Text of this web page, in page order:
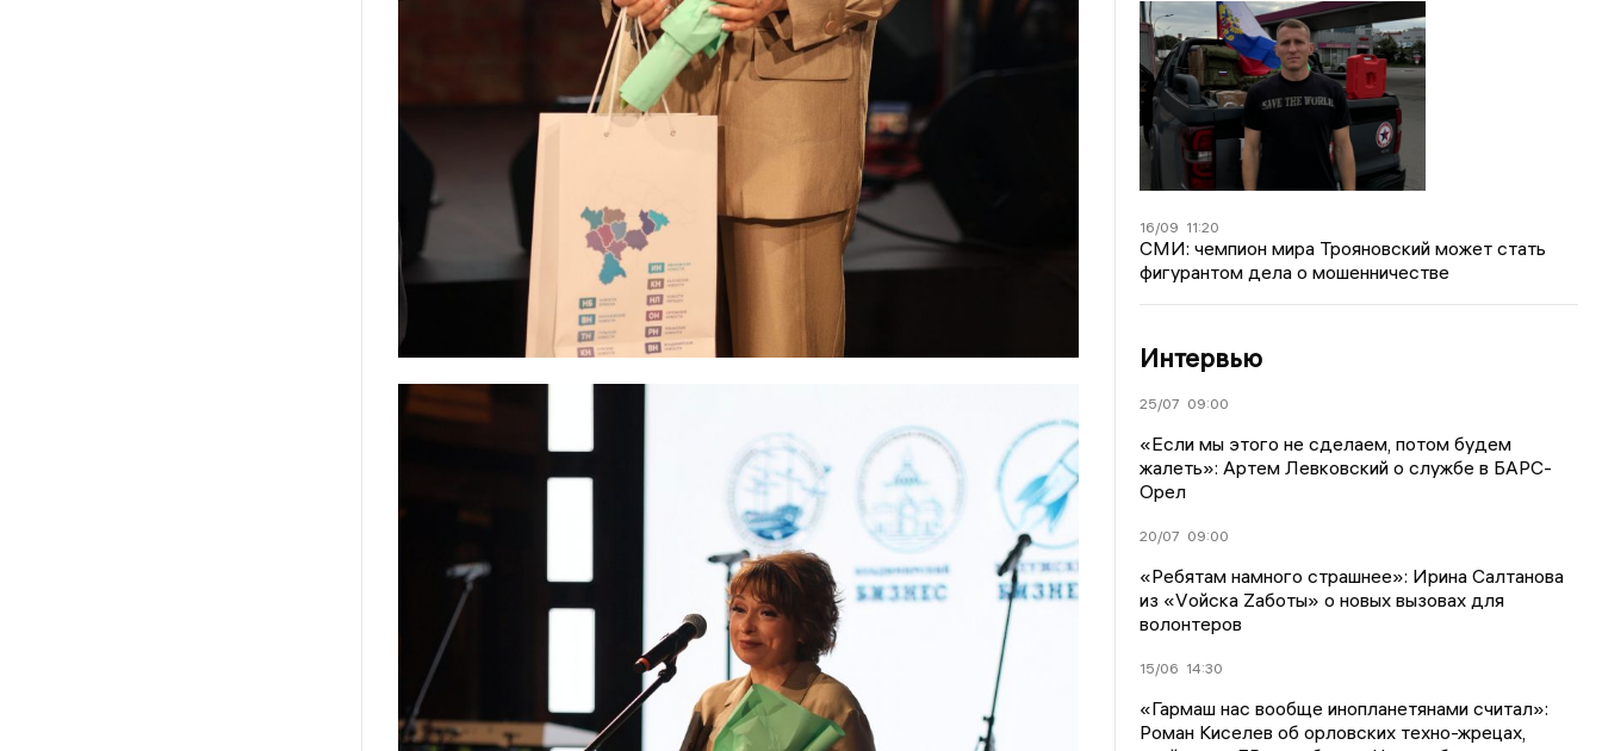
16/09 11:20
СМИ: чемпион мира Трояновский может стать
фигурантом дела о мошенничестве
Интервью
25/07 09:00
«Если мы этого не сделаем, потом будем
жалеть»: Артем Левковский о службе в БАРС-
Орел
20/07 09:00
«Ребятам намного страшнее»: Ирина Салтанова
из «Vойска Zаботы» о новых вызовах для
волонтеров
15/06 14:30
«Гармаш нас вообще инопланетянами считал»:
Роман Киселев об орловских техно-жрецах,